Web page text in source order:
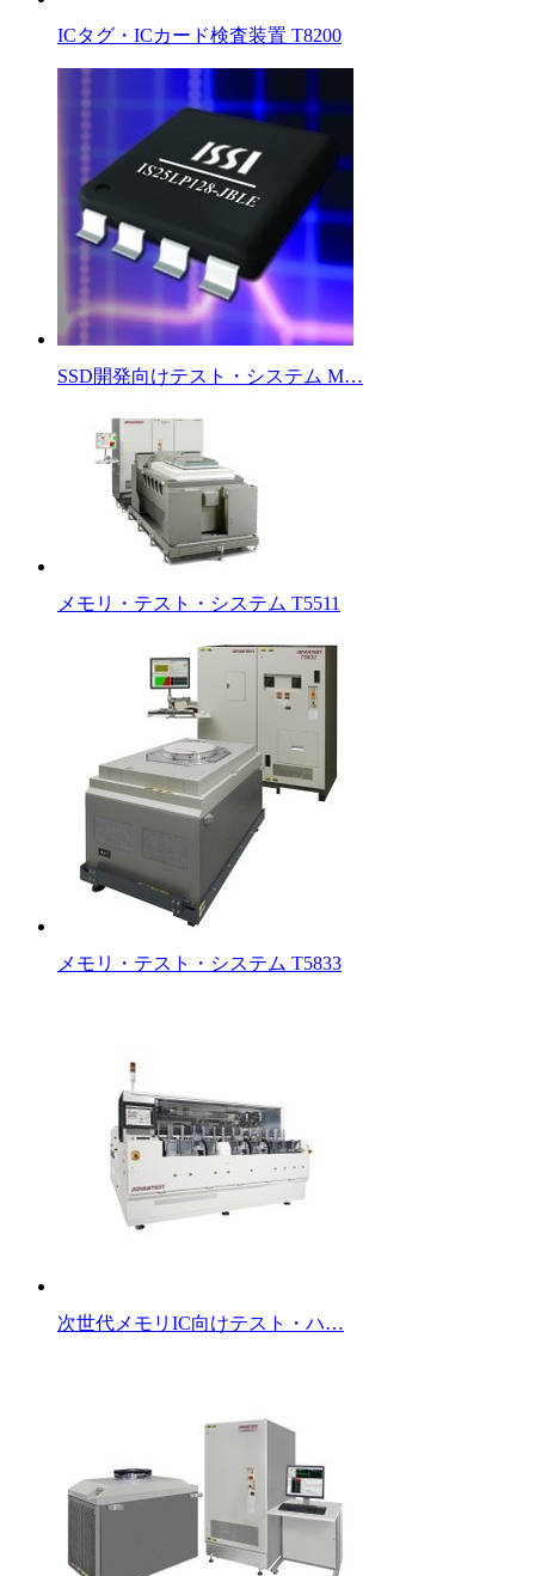
ICタグ・ICカード検査装置 T8200
SSD開発向けテスト・システム M…
メモリ・テスト・システム T5511
メモリ・テスト・システム T5833
次世代メモリIC向けテスト・ハ…